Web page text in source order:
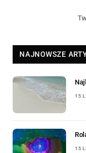
NAJNOWSZE
15
15